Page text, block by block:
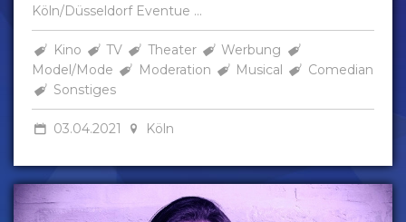
Köln/Düsseldorf Eventue ...
Kino TV Theater
Werbung
Model/Mode
Moderation Musical
Comedian
Sonstiges
03.04.2021 Köln